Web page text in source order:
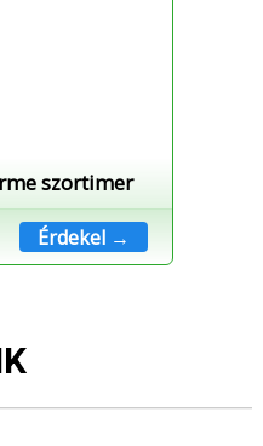
szortimer
Érdekel →